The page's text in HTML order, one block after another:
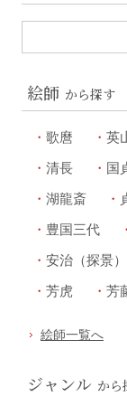
絵師 から探す
歌麿 英
清長
国
湖龍斎
豊国三代
安治（探景）
芳虎
芳
絵師一覧へ
ジャンル から